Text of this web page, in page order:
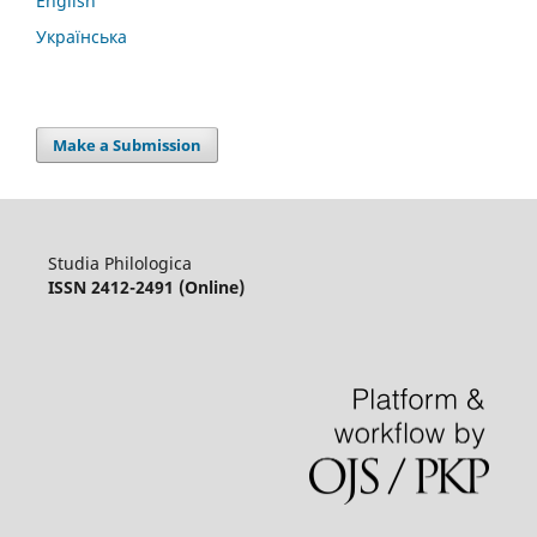
Українська
Make a Submission
Studia Philologica
ISSN 2412-2491 (Online)